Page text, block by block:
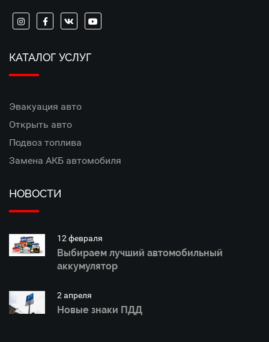
КАТАЛОГ УСЛУГ
Эвакуация авто
Открыть авто
Подвоз топлива
Замена АКБ автомобиля
НОВОСТИ
12 февраля
Выбираем лучший автомобильный
аккумулятор
2 апреля
Новые знаки ПДД